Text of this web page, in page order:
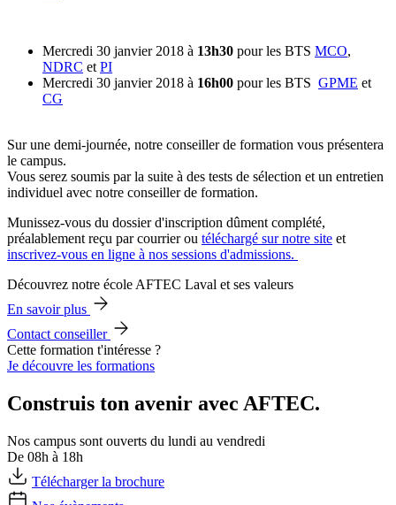
Mercredi 30 janvier 2018 à 13h30 pour les BTS MCO,
NDRC etPI
Mercredi 30 janvier 2018 à 16h00 pour les BTS GPME et
CG
Sur une demi-journée, notre conseiller de formation vous présentera
le campus.
Vous serez soumis par la suite à des tests de sélection et un entretien
individuel avec notre conseiller de formation.
Munissez-vous du dossier d'inscription dûment complété,
préalablement reçu par courrier ou téléchargé sur notre site et
inscrivez-vous en ligne à nos sessions d'admissions.
Découvrez notre école AFTEC Laval et ses valeurs
En savoir plus
Contact conseiller
Cette formation t'intéresse ?
Je découvre les formations
Construis ton avenir avec AFTEC.
Nos campus sont ouverts du lundi au vendredi
De 08h à 18h
Télécharger la brochure